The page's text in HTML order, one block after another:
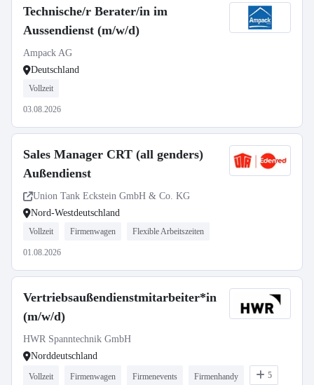
Technische/r Berater/in im
Aussendienst (m/w/d)
Ampack AG
Deutschland
Vollzeit
03.08.2026
Sales Manager CRT (all genders)
Außendienst
Union Tank Eckstein GmbH & Co. KG
Nord-Westdeutschland
Vollzeit Firmenwagen Flexible Arbeitszeiten
01.08.2026
Vertriebsaußendienstmitarbeiter*in
(m/w/d)
HWR Spanntechnik GmbH
Norddeutschland
Vollzeit Firmenwagen Firmenevents Firmenhandy 5